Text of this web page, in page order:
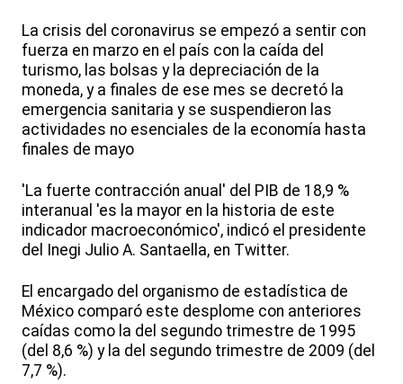
La crisis del coronavirus se empezó a sentir con
fuerza en marzo en el país con la caída del
turismo, las bolsas y la depreciación de la
moneda, y a finales de ese mes se decretó la
emergencia sanitaria y se suspendieron las
actividades no esenciales de la economía hasta
finales de mayo
'La fuerte contracción anual' del PIB de 18,9 %
interanual 'es la mayor en la historia de este
indicador macroeconómico', indicó el presidente
del Inegi Julio A. Santaella, en Twitter.
El encargado del organismo de estadística de
México comparó este desplome con anteriores
caídas como la del segundo trimestre de 1995
(del 8,6 %) y la del segundo trimestre de 2009 (del
7,7 %).